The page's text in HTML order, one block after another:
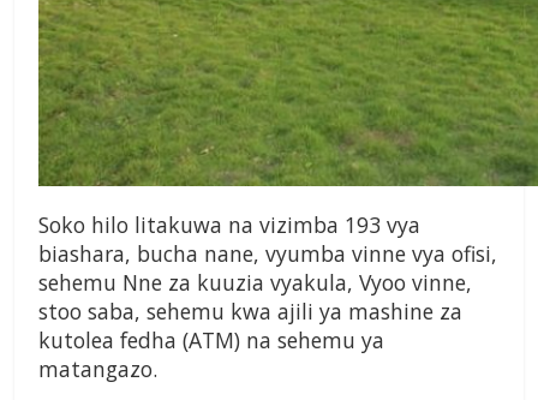
Soko hilo litakuwa na vizimba 193 vya
biashara, bucha nane, vyumba vinne vya ofisi,
sehemu Nne za kuuzia vyakula, Vyoo vinne,
stoo saba, sehemu kwa ajili ya mashine za
kutolea fedha (ATM) na sehemu ya
matangazo.